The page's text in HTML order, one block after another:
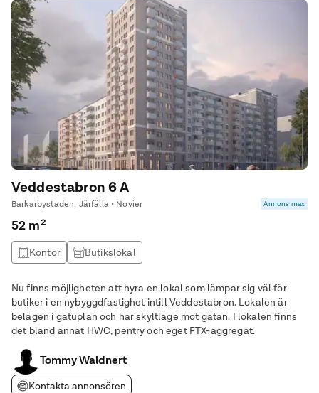
Veddestabron 6 A
Barkarbystaden, Järfälla • Novier Annons max
52 m²
Kontor Butikslokal
Nu finns möjligheten att hyra en lokal som lämpar sig väl för
butiker i en nybyggdfastighet intill Veddestabron. Lokalen är
belägen i gatuplan och har skyltläge mot gatan. I lokalen finns
det bland annat HWC, pentry och eget FTX-aggregat.
Tommy Waldnert
Kontakta annonsören